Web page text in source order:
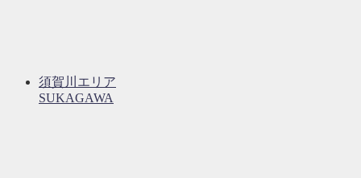
須賀川エリア
SUKAGAWA